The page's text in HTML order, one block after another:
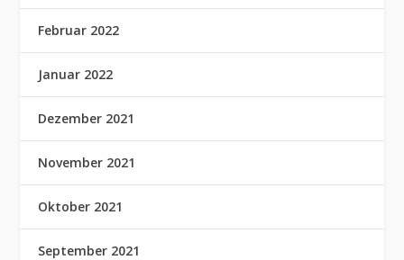
Februar 2022
Januar 2022
Dezember 2021
November 2021
Oktober 2021
September 2021